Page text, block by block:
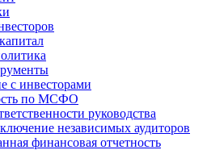
с инвеcторами
по МСФО
руководства
независимых аудиторов
финансовая отчетность